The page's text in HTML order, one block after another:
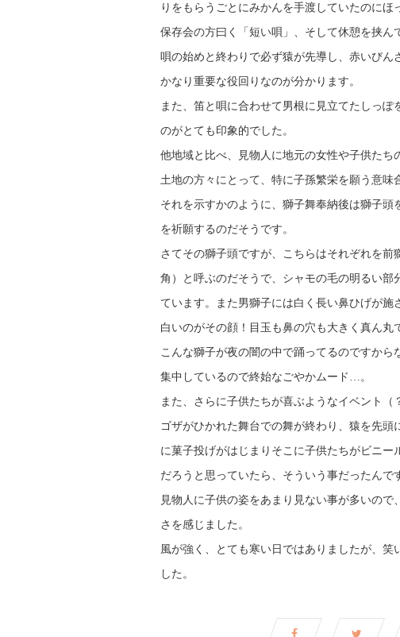
りをもらうごとにみかんを手渡していたのにほ
保存会の方曰く「短い唄」、そして休憩を挟ん
唄の始めと終わりで必ず猿が先導し、赤いび
かなり重要な役回りなのが分かります。
また、笛と唄に合わせて男根に見立てたしっ
のがとても印象的でした。
他地域と比べ、見物人に地元の女性や子供た
土地の方々にとって、特に子孫繁栄を願う意味
それを示すかのように、獅子舞奉納後は獅子
を祈願するのだそうです。
さてその獅子頭ですが、こちらはそれぞれを
角）と呼ぶのだそうで、シャモの毛の明るい
ています。また男獅子には白く長い鼻ひげが
白いのがその顔！目玉も鼻の穴も大きく真ん
こんな獅子が夜の闇の中で踊ってるのですか
集中しているので終始なごやかムード…。
また、さらに子供たちが喜ぶようなイベント（
ゴザがひかれた舞台での舞が終わり、猿を先
に菓子投げがはじまりそこに子供たちがビニ
だろうと思っていたら、そういう事だったんで
見物人に子供の姿をあまり見ない事が多いの
さを感じました。
風が強く、とても寒い日ではありましたが、
した。